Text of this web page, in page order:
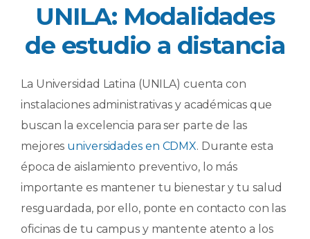
UNILA: Modalidades
de estudio a distancia
La Universidad Latina (UNILA) cuenta con
instalaciones administrativas y académicas que
buscan la excelencia para ser parte de las
mejores universidades en CDMX. Durante esta
época de aislamiento preventivo, lo más
importante es mantener tu bienestar y tu salud
resguardada, por ello, ponte en contacto con las
oficinas de tu campus y mantente atento a los